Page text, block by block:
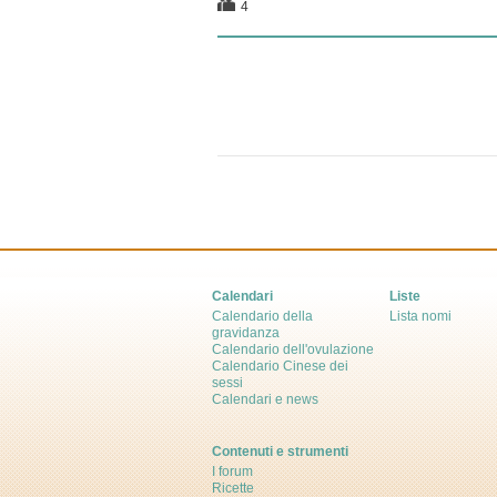
4
Calendari
Calendario della
gravidanza
Calendario dell'ovulazione
Calendario Cinese dei
sessi
Calendari e news
Liste
Lista nomi
Contenuti e strumenti
I forum
Ricette